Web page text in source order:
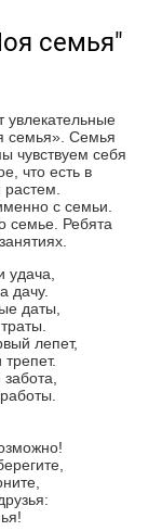
семья"
увлекательные
семья». Семья
чувствуем себя
что есть в
с семьи.
семье. Ребята
удача,
дачу.
даты,
лепет,